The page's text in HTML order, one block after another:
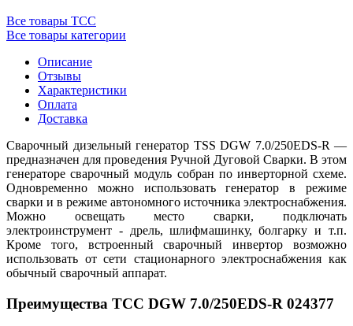
Все товары ТСС
Все товары категории
Описание
Отзывы
Характеристики
Оплата
Доставка
Сварочный дизельный генератор TSS DGW 7.0/250EDS-R —
предназначен для проведения Ручной Дуговой Сварки. В этом
генераторе сварочный модуль собран по инверторной схеме.
Одновременно можно использовать генератор в режиме
сварки и в режиме автономного источника электроснабжения.
Можно освещать место сварки, подключать
электроинструмент - дрель, шлифмашинку, болгарку и т.п.
Кроме того, встроенный сварочный инвертор возможно
использовать от сети стационарного электроснабжения как
обычный сварочный аппарат.
Преимущества ТСС DGW 7.0/250EDS-R 024377